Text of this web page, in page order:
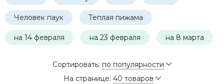
Человек паук Теплая пижама
на 14 февраля на 23 февраля на 8 марта
Сортировать: по популярности
На странице: 40 товаров